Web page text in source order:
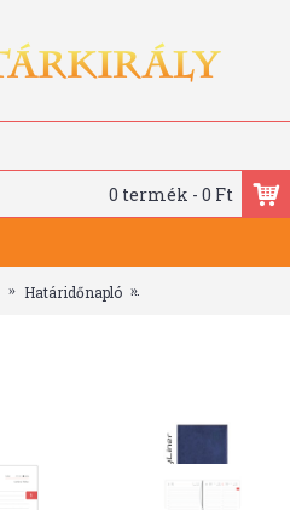
0 termék - 0 Ft
Határidőnapló